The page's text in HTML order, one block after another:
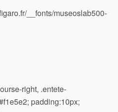
__fonts/museoslab500-
right, .entete-
padding:10px;